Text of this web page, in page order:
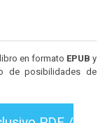
en formato EPUB y
de posibilidades de